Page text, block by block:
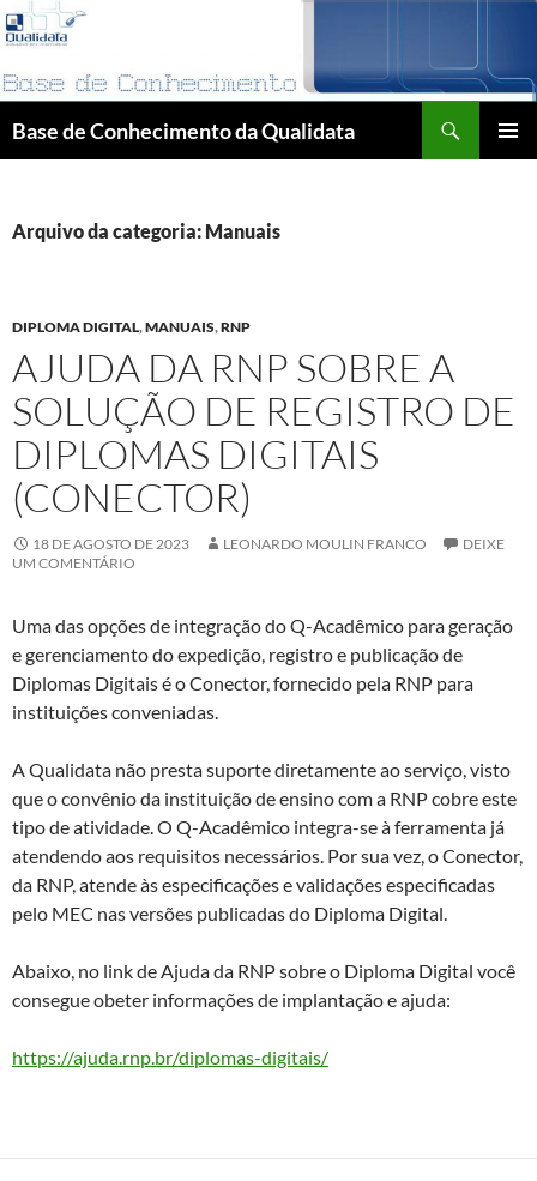
Pular
para
o
conteúdo
Base de Conhecimento da Qualidata
Arquivo da categoria: Manuais
DIPLOMA DIGITAL,MANUAIS,RNP
AJUDA DA RNP SOBRE A
SOLUÇÃO DE REGISTRO DE
DIPLOMAS DIGITAIS
(CONECTOR)
18 DE AGOSTO DE 2023 LEONARDO MOULIN FRANCO
DEIXE
UM COMENTÁRIO
Uma das opções de integração do Q-Acadêmico para geração
e gerenciamento do expedição, registro e publicação de
Diplomas Digitais é o Conector, fornecido pela RNP para
instituições conveniadas.
A Qualidata não presta suporte diretamente ao serviço, visto
que o convênio da instituição de ensino com a RNP cobre este
tipo de atividade. O Q-Acadêmico integra-se à ferramenta já
atendendo aos requisitos necessários. Por sua vez, o Conector,
da RNP, atende às especificações e validações especificadas
pelo MEC nas versões publicadas do Diploma Digital.
Abaixo, no link de Ajuda da RNP sobre o Diploma Digital você
consegue obeter informações de implantação e ajuda:
https://ajuda.rnp.br/diplomas-digitais/